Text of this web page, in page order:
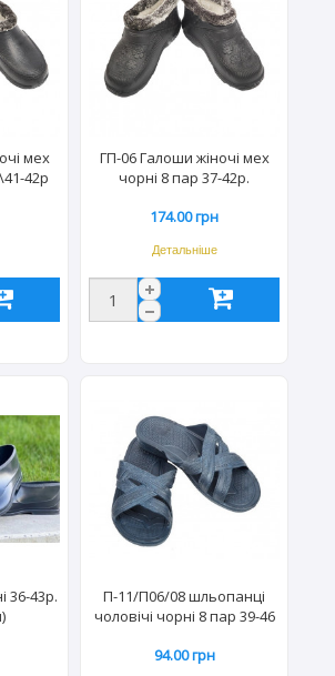
мех
42р
ГП-06 Галоши жіночі мех
чорні 8 пар 37-42р.
174.00 грн
Детальніше
36-43р.
П-11/П06/08 шльопанці
чоловічі чорні 8 пар 39-46
94.00 грн